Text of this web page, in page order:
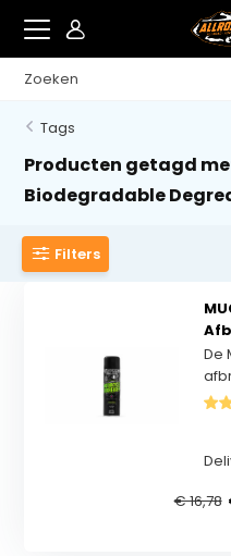
Tags
Producten getagd
Biodegradable
Filters
De
€ 16,78